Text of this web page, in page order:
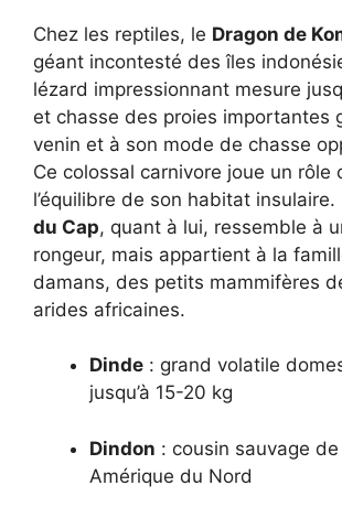
Chez les reptiles, le Dragon de
géant incontesté des îles
lézard impressionnant mesure
et chasse des proies importantes
venin et à son mode de chasse
Ce colossal carnivore joue un rôle
l’équilibre de son habitat insulaire.
du Cap, quant à lui, ressemble à
rongeur, mais appartient à la
damans, des petits mammifères
arides africaines.
Dinde : grand volatile
jusqu’à 15-20 kg
Dindon : cousin sauvage
Amérique du Nord